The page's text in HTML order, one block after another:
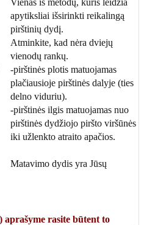
apytiksliai išsirinkti reikalingą
pirštinių dydį.
Atminkite, kad nėra dviejų
vienodų rankų.
-pirštinės plotis matuojamas
plačiausioje pirštinės dalyje (ties
delno viduriu).
-pirštinės ilgis matuojamas nuo
pirštinės dydžiojo piršto viršūnės
iki užlenkto atraito apačios.
Matavimo dydis yra Jūsų
rasite būtent to